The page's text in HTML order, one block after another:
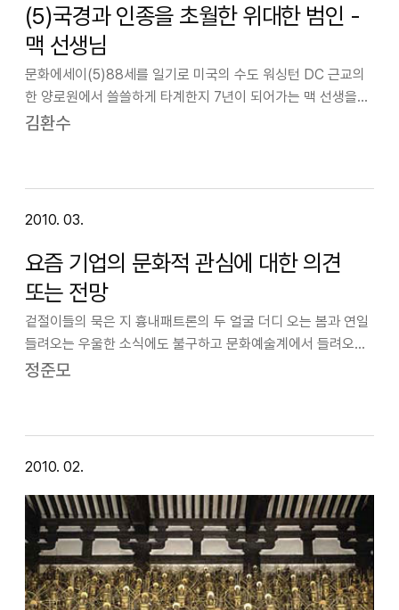
(5)국경과 인종을 초월한 위대한 범인 -
맥 선생님
문화에세이(5)88세를 일기로 미국의 수도 워싱턴 DC 근교의
한 양로원에서 쓸쓸하게 타계한지 7년이 되어가는 맥 선생을
청와대 근처 창성동에 있는 김달진미술자료박물관에서 다시
김환수
2010. 03.
요즘 기업의 문화적 관심에 대한 의견
또는 전망
겉절이들의 묵은 지 흉내패트론의 두 얼굴 더디 오는 봄과 연일
들려오는 우울한 소식에도 불구하고 문화예술계에서 들려오는
소식 중 하나는 한국을 대표하는 알 만한 대기업들이 문화와
정준모
2010. 02.